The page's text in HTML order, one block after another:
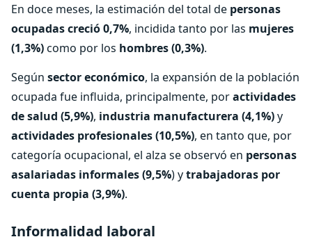
En doce meses, la estimación del total de personas
ocupadas creció 0,7%, incidida tanto por las mujeres
(1,3%)como por los hombres (0,3%).
Según sector económico, la expansión de la población
ocupada fue influida, principalmente, poractividades
de salud (5,9%), industria manufacturera (4,1%)y
actividades profesionales (10,5%), en tanto que, por
categoría ocupacional, el alza se observó en personas
asalariadas informales (9,5%) ytrabajadoras por
cuenta propia (3,9%).
Informalidad laboral